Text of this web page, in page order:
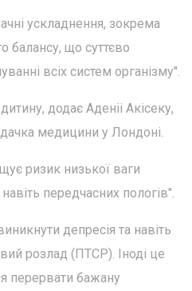
ускладнення, зокрема
балансу, що суттєво
всіх систем організму".
додає Аденіі Акісеку,
медицини у Лондоні.
ризик низької ваги
передчасних пологів".
депресія та навіть
розлад (ПТСР). Іноді це
перервати бажану